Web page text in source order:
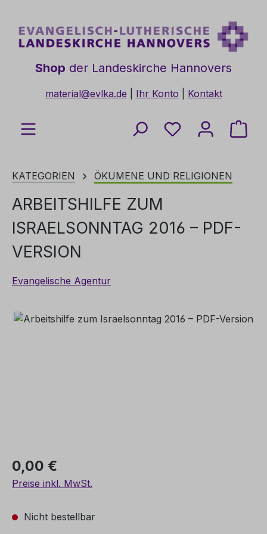
Shop der Landeskirche Hannovers
material@evlka.de Ihr Konto Kontakt
Du hast 0
KATEGORIEN ÖKUMENE UND RELIGIONEN
ARBEITSHILFE ZUM
ISRAELSONNTAG 2016 – PDF-
VERSION
Evangelische Agentur
Bildergalerie überspringen
Regulärer Preis:
0,00 €
Preise inkl. MwSt.
Nicht bestellbar